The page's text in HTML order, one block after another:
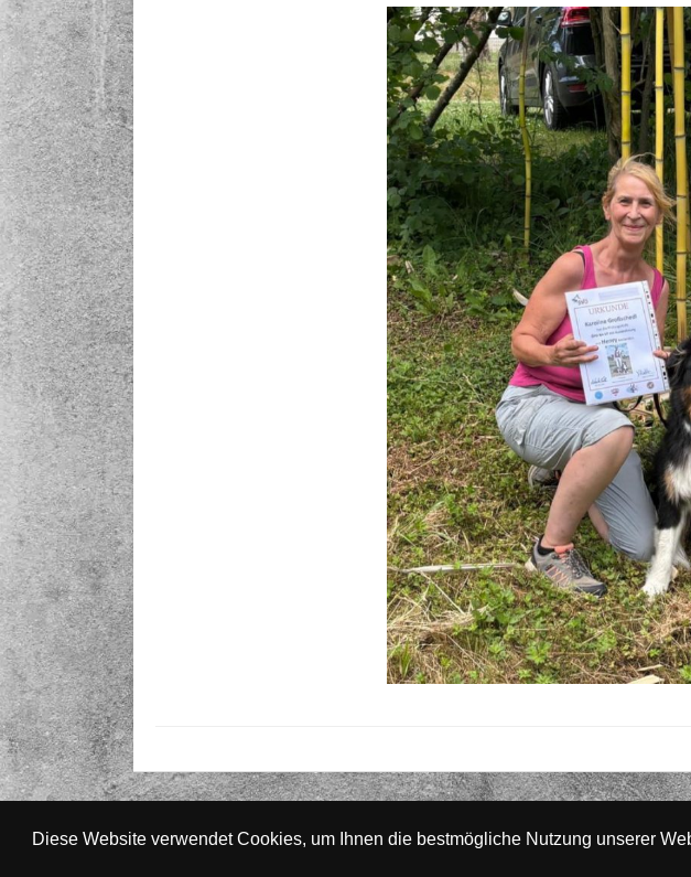
© 2026 Australian Shepherd - Hovawart - Zuchtstätte von
Diese Website verwendet Cookies, um Ihnen die bestmögliche Nutzung unserer